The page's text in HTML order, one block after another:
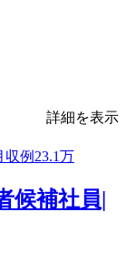
詳細を表示
候補社員|